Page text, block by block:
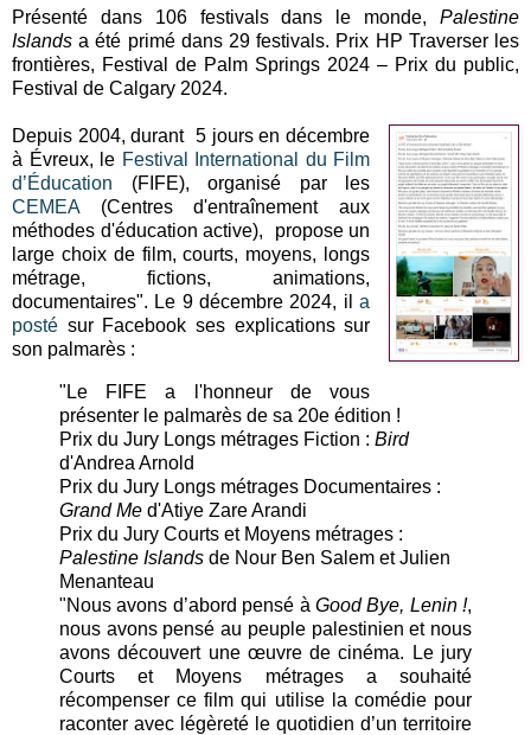
Présenté dans 106 festivals dans le monde, Palestine
Islands a été primé dans 29 festivals. Prix HP Traverser les
frontières, Festival de Palm Springs 2024 – Prix du public,
Festival de Calgary 2024.
Depuis 2004, durant 5 jours en décembre
à Évreux, le Festival International du Film
d’Éducation (FIFE), organisé par les
CEMEA(Centres d'entraînement aux
méthodes d'éducation active), propose un
large choix de film, courts, moyens, longs
métrage, fictions, animations,
documentaires". Le 9 décembre 2024, ila
posté sur Facebook ses explications sur
son palmarès :
" Le FIFE a l'honneur de vous
présenter le palmarès de sa 20e édition !
Prix du Jury Longs métrages Fiction : Bird
d'Andrea Arnold
Prix du Jury Longs métrages Documentaires :
Grand Me d'Atiye Zare Arandi
Prix du Jury Courts et Moyens métrages :
Palestine Islands de Nour Ben Salem et Julien
Menanteau
"Nous avons d’abord pensé à Good Bye, Lenin !,
nous avons pensé au peuple palestinien et nous
avons découvert une œuvre de cinéma. Le jury
Courts et Moyens métrages a souhaité
récompenser ce film qui utilise la comédie pour
raconter avec légèreté le quotidien d’un territoire